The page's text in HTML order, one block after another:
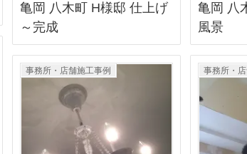
亀岡 八木町 H様邸 仕上げ
～完成
亀岡 八
風景
事務所・店舗施工事例 事務所・